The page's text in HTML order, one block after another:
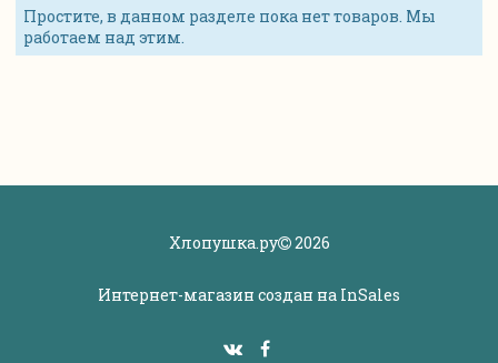
Простите, в данном разделе пока нет товаров. Мы
работаем над этим.
Хлопушка.ру 2026
Интернет-магазин создан на InSales